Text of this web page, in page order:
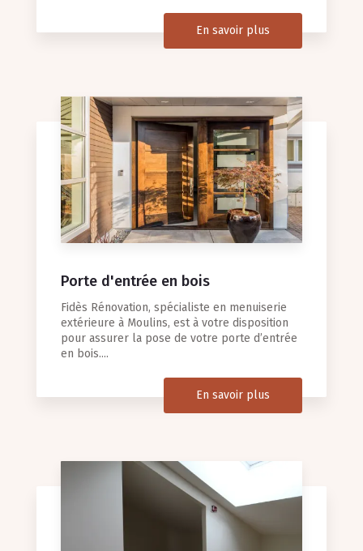
En savoir plus
Porte d'entrée en bois
Fidès Rénovation, spécialiste en menuiserie
extérieure à Moulins, est à votre disposition
pour assurer la pose de votre porte d’entrée
en bois....
En savoir plus